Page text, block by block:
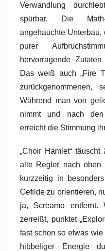
Verwandlung
spürbar. Die
angehauchte
purer
hervorragende
Das weiß auch „Fire
zurückgenommenen,
Während man von
nimmt und nach
erreicht die Stimmung
„Choir Hamlet“
alle Regler nach oben
kurzzeitig in
Gefilde zu orientieren,
ja, Screamo entfernt.
zerreißt, punktet
fast schon so etwas
hibbeliger Energie